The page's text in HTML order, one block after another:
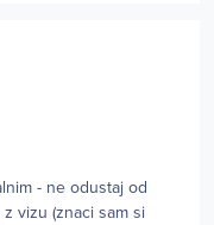
- ne odustaj od
vizu (znaci sam si